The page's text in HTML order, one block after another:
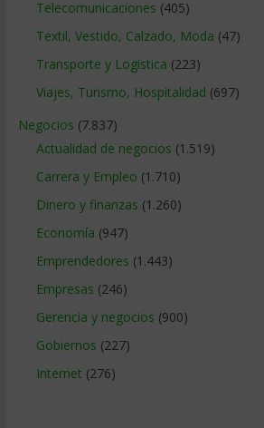
Telecomunicaciones (405)
Textil, Vestido, Calzado, Moda (47)
Transporte y Logistica (223)
Viajes, Turismo, Hospitalidad (697)
Negocios (7.837)
Actualidad de negocios (1.519)
Carrera y Empleo (1.710)
Dinero y finanzas (1.260)
Economía (947)
Emprendedores (1.443)
Empresas (246)
Gerencia y negocios (900)
Gobiernos (227)
Internet (276)